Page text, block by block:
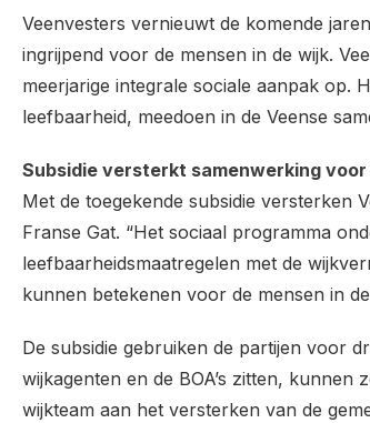
Veenvesters vernieuwt de komende
ingrijpend voor de mensen in de wijk.
meerjarige integrale sociale aanpak op.
leefbaarheid, meedoen in de Veense
Subsidie versterkt samenwerking
Met de toegekende subsidie versterken
Franse Gat. “Het sociaal programma
leefbaarheidsmaatregelen met de
kunnen betekenen voor de mensen in
De subsidie gebruiken de partijen voor
wijkagenten en de BOA’s zitten,
wijkteam aan het versterken van de